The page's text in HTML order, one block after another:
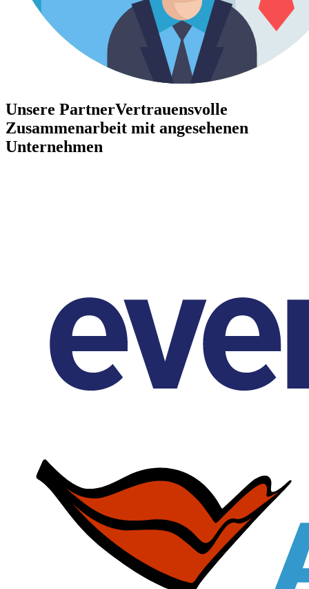
Unsere PartnerVertrauensvolle
Zusammenarbeit mit angesehenen
Unternehmen